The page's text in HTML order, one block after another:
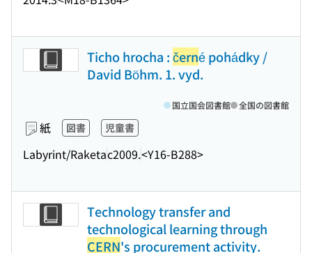
Ticho hrocha :černé pohádky /
David Böhm. 1. vyd.
紙 図書 児童書
Labyrint/Raketac2009.<Y16-B288>
国立国会図書館 全国の図書館
Technology transfer and
technological learning through
CERN's procurement activity.